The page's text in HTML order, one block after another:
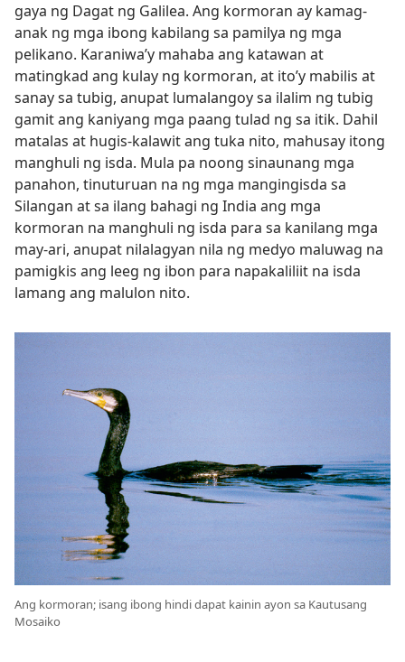
gaya ng Dagat ng Galilea. Ang kormoran ay kamag-
anak ng mga ibong kabilang sa pamilya ng mga
pelikano. Karaniwa’y mahaba ang katawan at
matingkad ang kulay ng kormoran, at ito’y mabilis at
sanay sa tubig, anupat lumalangoy sa ilalim ng tubig
gamit ang kaniyang mga paang tulad ng sa itik. Dahil
matalas at hugis-kalawit ang tuka nito, mahusay itong
manghuli ng isda. Mula pa noong sinaunang mga
panahon, tinuturuan na ng mga mangingisda sa
Silangan at sa ilang bahagi ng India ang mga
kormoran na manghuli ng isda para sa kanilang mga
may-ari, anupat nilalagyan nila ng medyo maluwag na
pamigkis ang leeg ng ibon para napakaliliit na isda
lamang ang malulon nito.
Ang kormoran; isang ibong hindi dapat kainin ayon sa Kautusang
Mosaiko